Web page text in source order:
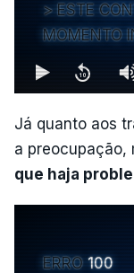
ESTE
MOMENTO
Já quanto aos
a preocupação,
que haja
ERRO 100